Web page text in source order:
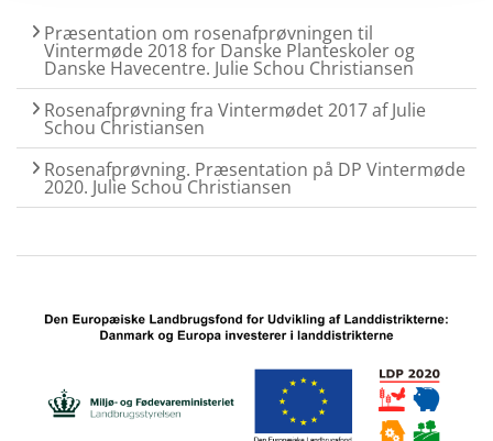
Præsentation om rosenafprøvningen til
Vintermøde 2018 for Danske Planteskoler og
Danske Havecentre. Julie Schou Christiansen
Rosenafprøvning fra Vintermødet 2017 af Julie
Schou Christiansen
Rosenafprøvning. Præsentation på DP Vintermøde
2020. Julie Schou Christiansen